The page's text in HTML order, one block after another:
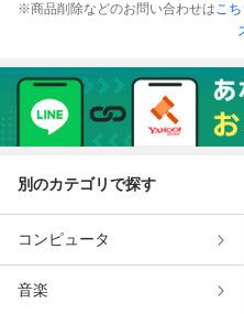
※商品削除などのお問い合わせはこち
別のカテゴリで探す
コンピュータ
音楽